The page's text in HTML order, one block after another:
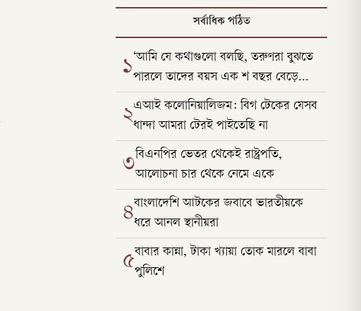
সর্বাধিক পঠিত
১‘আমি যে কথাগুলো বলছি, তরুণরা বুঝতে
পারলে তাদের বয়স এক শ বছর বেড়ে
যাবে’
২এআই কলোনিয়ালিজম: বিগ টেকের যেসব
ধান্দা আমরা টেরই পাইতেছি না
৩বিএনপির ভেতর থেকেই রাষ্ট্রপতি,
আলোচনা চার থেকে নেমে একে
৪বাংলাদেশি আটকের জবাবে ভারতীয়কে
ধরে আনল স্থানীয়রা
৫বাবার কান্না, টাকা খ্যায়া তোক মারলে বাবা
পুলিশে